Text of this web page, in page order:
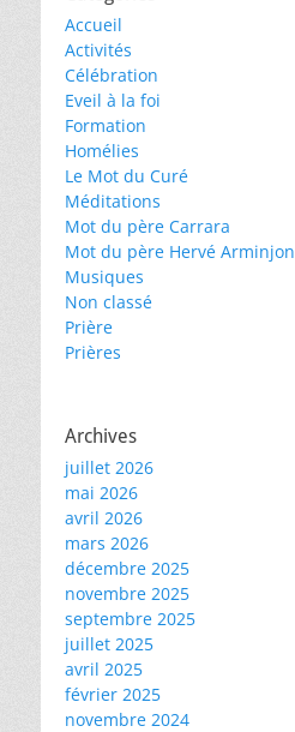
Accueil
Activités
Célébration
Eveil à la foi
Formation
Homélies
Le Mot du Curé
Méditations
Mot du père Carrara
Mot du père Hervé Arminjon
Musiques
Non classé
Prière
Prières
Archives
juillet 2026
mai 2026
avril 2026
mars 2026
décembre 2025
novembre 2025
septembre 2025
juillet 2025
avril 2025
février 2025
novembre 2024